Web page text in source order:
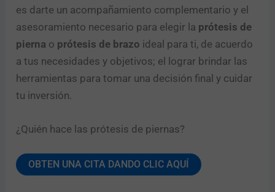
es darte un acompañamiento complementario y el
asesoramiento necesario para elegir la prótesis de
pierna o prótesis de brazo ideal para ti, de acuerdo
a tus necesidades y objetivos; el lograr brindar las
herramientas para tomar una decisión final y cuidar
tu inversión.
¿Quién hace las prótesis de piernas?
OBTEN UNA CITA DANDO CLIC AQUÍ